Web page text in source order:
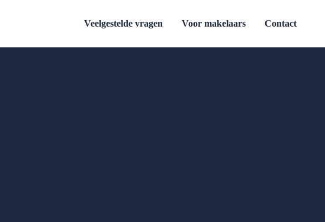
Veelgestelde vragen Voor makelaars Contact